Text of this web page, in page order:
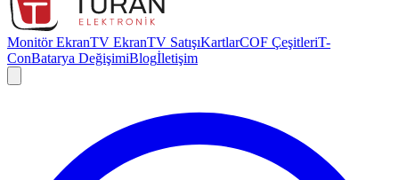
Monitör EkranTV EkranTV SatışıKartlarCOF ÇeşitleriT-
ConBatarya DeğişimiBlogİletişim